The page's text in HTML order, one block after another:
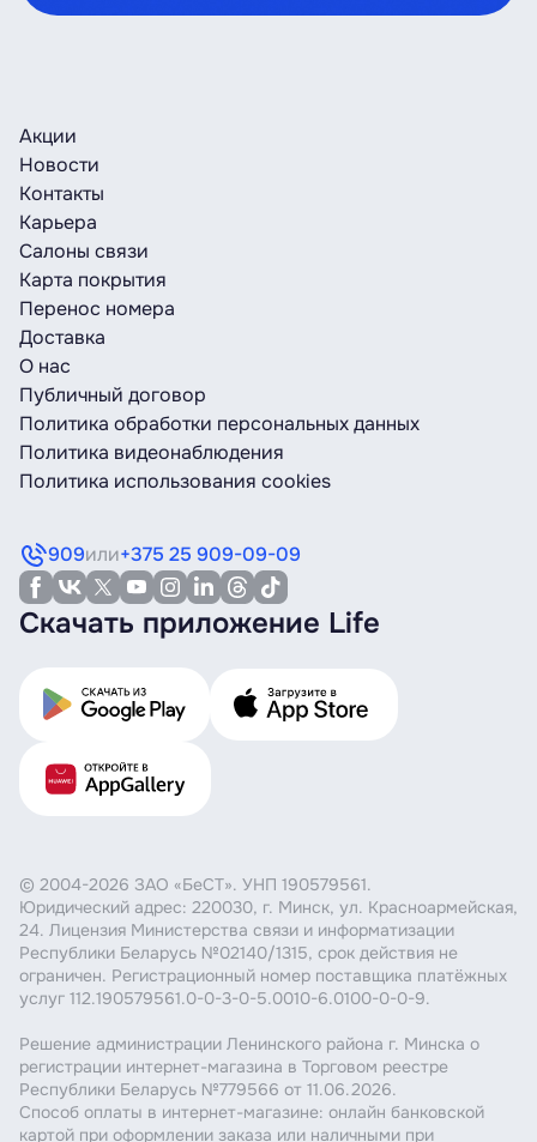
Акции
Новости
Контакты
Карьера
Салоны связи
Карта покрытия
Перенос номера
Доставка
О нас
Публичный договор
Политика обработки персональных данных
Политика видеонаблюдения
Политика использования cookies
909или+375 25 909-09-09
Скачать приложение Life
© 2004-2026 ЗАО «БеСТ». УНП 190579561.
Юридический адрес: 220030, г. Минск, ул. Красноармейская,
24. Лицензия Министерства связи и информатизации
Республики Беларусь №02140/1315, срок действия не
ограничен. Регистрационный номер поставщика платёжных
услуг 112.190579561.0-0-3-0-5.0010-6.0100-0-0-9.
Решение администрации Ленинского района г. Минска о
регистрации интернет-магазина в Торговом реестре
Республики Беларусь №779566 от 11.06.2026.
Способ оплаты в интернет-магазине: онлайн банковской
картой при оформлении заказа или наличными при